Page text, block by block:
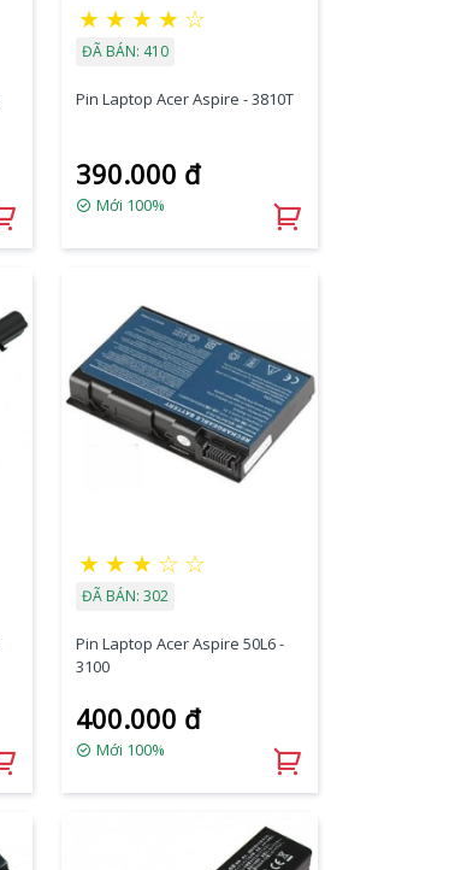
★ ★ ★ ★ ☆
ĐÃ BÁN: 410
Pin Laptop Acer Aspire - 3810T
390.000 đ
Mới 100%
★ ★ ★ ☆ ☆
ĐÃ BÁN: 302
Pin Laptop Acer Aspire 50L6 -
3100
400.000 đ
Mới 100%